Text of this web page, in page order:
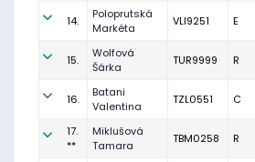
14.
Poloprutská
Markéta
VLI9251 E
15.
Wolfová
Šárka
TUR9999 R
16.
Batani
Valentina
TZL0551 C
17.
**
Miklušová
Tamara
TBM0258 R